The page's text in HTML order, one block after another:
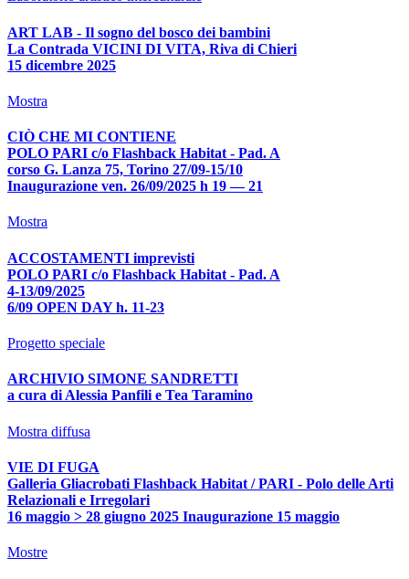
ART LAB - Il sogno del bosco dei bambini
La Contrada VICINI DI VITA, Riva di Chieri
15 dicembre 2025
Mostra
CIÒ CHE MI CONTIENE
POLO PARI c/o Flashback Habitat - Pad. A
corso G. Lanza 75, Torino 27/09-15/10
Inaugurazione ven. 26/09/2025 h 19 — 21
Mostra
ACCOSTAMENTI imprevisti
POLO PARI c/o Flashback Habitat - Pad. A
4-13/09/2025
6/09 OPEN DAY h. 11-23
Progetto speciale
ARCHIVIO SIMONE SANDRETTI
a cura di Alessia Panfili e Tea Taramino
Mostra diffusa
VIE DI FUGA
Galleria Gliacrobati Flashback Habitat / PARI - Polo delle Arti
Relazionali e Irregolari
16 maggio > 28 giugno 2025 Inaugurazione 15 maggio
Mostre